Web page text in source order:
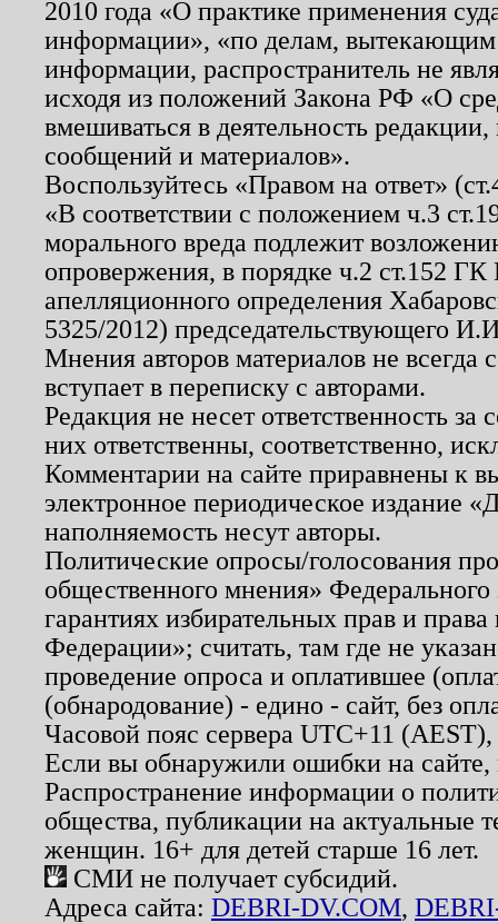
2010 года «О практике применения
информации», «по делам, вытекающим
информации, распространитель не
исходя из положений Закона РФ «О
вмешиваться в деятельность
сообщений и материалов».
Воспользуйтесь «Правом на ответ»
«В соответствии с положением ч.3
морального вреда подлежит
опровержения, в порядке ч.2 ст.152
апелляционного определения
5325/2012) председательствующего
Мнения авторов материалов не
вступает в переписку с авторами.
Редакция не несет ответственность
них ответственны, соответственно,
Комментарии на сайте приравнены к
электронное периодическое издание
наполняемость несут авторы.
Политические опросы/голосования
общественного мнения»
гарантиях избирательных прав и
Федерации»; считать, там где не
проведение опроса и оплатившее
(обнародование) - едино - сайт, без
Часовой пояс сервера UTC+11
Если вы обнаружили ошибки на
Распространение информации о
общества, публикации на актуальные
женщин. 16+ для детей старше 16 лет.
СМИ не получает субсидий.
Адреса сайта: DEBRI-DV.COM,